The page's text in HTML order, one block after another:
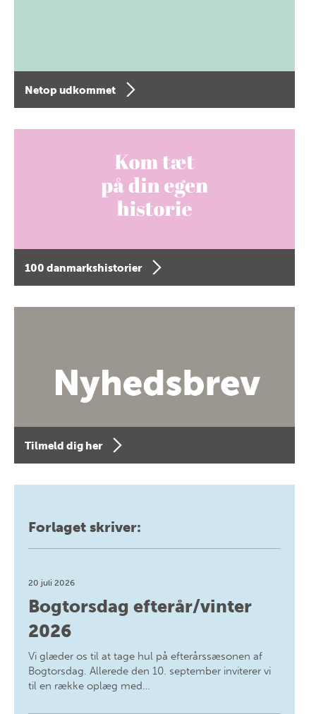
Netop udkommet
100 danmarkshistorier
Tilmeld dig her
Forlaget skriver:
20 juli 2026
Bogtorsdag efterår/vinter
2026
Vi glæder os til at tage hul på efterårssæsonen af
Bogtorsdag. Allerede den 10. september inviterer vi
til en række oplæg med…